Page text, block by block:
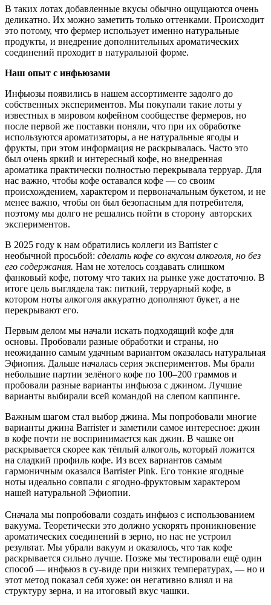
В таких лотах добавленные вкусы обычно ощущаются очень
деликатно. Их можно заметить только оттенками. Происходит
это потому, что фермер использует именно натуральные
продукты, и внедрение дополнительных ароматических
соединений проходит в натуральной форме.
Наш опыт с инфьюзами
Инфьюзы появились в нашем ассортименте задолго до
собственных экспериментов. Мы покупали такие лоты у
известных в мировом кофейном сообществе фермеров, но
после первой же поставки поняли, что при их обработке
используются ароматизаторы, а не натуральные ягоды и
фрукты, при этом информация не раскрывалась. Часто это
был очень яркий и интересный кофе, но внедренная
ароматика практически полностью перекрывала терруар. Для
нас важно, чтобы кофе оставался кофе — со своим
происхождением, характером и первоначальным букетом, и не
менее важно, чтобы он был безопасным для потребителя,
поэтому мы долго не решались пойти в сторону авторских
экспериментов.
В 2025 году к нам обратились коллеги из Barrister с
необычной просьбой: сделать кофе со вкусом алкоголя, но без
его содержания. Нам не хотелось создавать слишком
фанковый кофе, потому что таких на рынке уже достаточно. В
итоге цель выглядела так: питкий, терруарный кофе, в
котором ноты алкоголя аккуратно дополняют букет, а не
перекрывают его.
Первым делом мы начали искать подходящий кофе для
основы. Пробовали разные обработки и страны, но
неожиданно самым удачным вариантом оказалась натуральная
Эфиопия. Дальше началась серия экспериментов. Мы брали
небольшие партии зелёного кофе по 100–200 граммов и
пробовали разные варианты инфьюза с джином. Лучшие
варианты выбирали всей командой на слепом каппинге.
Важным шагом стал выбор джина. Мы попробовали многие
варианты джина Barrister и заметили самое интересное: джин
в кофе почти не воспринимается как джин. В чашке он
раскрывается скорее как тёплый алкоголь, который ложится
на сладкий профиль кофе. Из всех вариантов самым
гармоничным оказался Barrister Pink. Его тонкие ягодные
ноты идеально совпали с ягодно-фруктовым характером
нашей натуральной Эфиопии.
Сначала мы попробовали создать инфьюз с использованием
вакуума. Теоретически это должно ускорять проникновение
ароматических соединений в зерно, но нас не устроил
результат. Мы убрали вакуум и оказалось, что так кофе
раскрывается сильно лучше. Позже мы тестировали ещё один
способ — инфьюз в су-виде при низких температурах, — но и
этот метод показал себя хуже: он негативно влиял и на
структуру зерна, и на итоговый вкус чашки.